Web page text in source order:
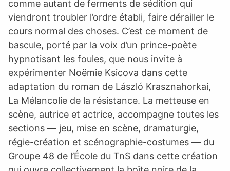
comme autant de ferments de sédition qui
viendront troubler l’ordre établi, faire dérailler le
cours normal des choses. C’est ce moment de
bascule, porté par la voix d’un prince-poète
hypnotisant les foules, que nous invite à
expérimenter Noëmie Ksicova dans cette
adaptation du roman de László Krasznahorkai,
La Mélancolie de la résistance. La metteuse en
scène, autrice et actrice, accompagne toutes les
sections — jeu, mise en scène, dramaturgie,
régie-création et scénographie-costumes — du
Groupe 48 de l’École du TnS dans cette création